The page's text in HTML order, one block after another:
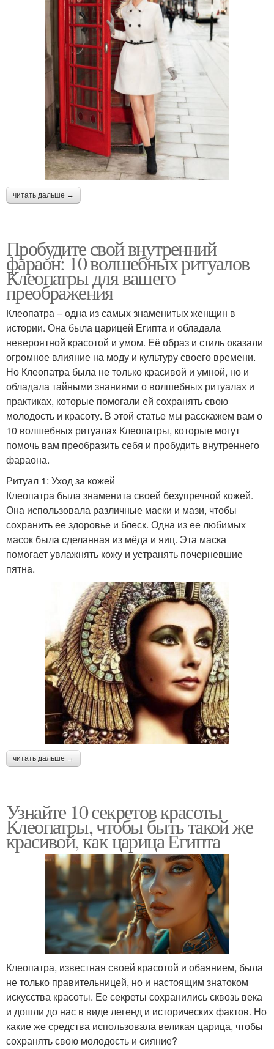
читать дальше →
Пробудите свой внутренний
фараон: 10 волшебных ритуалов
Клеопатры для вашего
преображения
Клеопатра – одна из самых знаменитых женщин в
истории. Она была царицей Египта и обладала
невероятной красотой и умом. Её образ и стиль оказали
огромное влияние на моду и культуру своего времени.
Но Клеопатра была не только красивой и умной, но и
обладала тайными знаниями о волшебных ритуалах и
практиках, которые помогали ей сохранять свою
молодость и красоту. В этой статье мы расскажем вам о
10 волшебных ритуалах Клеопатры, которые могут
помочь вам преобразить себя и пробудить внутреннего
фараона.
Ритуал 1: Уход за кожей
Клеопатра была знаменита своей безупречной кожей.
Она использовала различные маски и мази, чтобы
сохранить ее здоровье и блеск. Одна из ее любимых
масок была сделанная из мёда и яиц. Эта маска
помогает увлажнять кожу и устранять почерневшие
пятна.
читать дальше →
Узнайте 10 секретов красоты
Клеопатры, чтобы быть такой же
красивой, как царица Египта
Клеопатра, известная своей красотой и обаянием, была
не только правительницей, но и настоящим знатоком
искусства красоты. Ее секреты сохранились сквозь века
и дошли до нас в виде легенд и исторических фактов. Но
какие же средства использовала великая царица, чтобы
сохранять свою молодость и сияние?